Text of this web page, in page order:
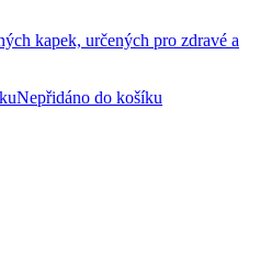
kapek, určených pro zdravé a
Nepřidáno do košíku